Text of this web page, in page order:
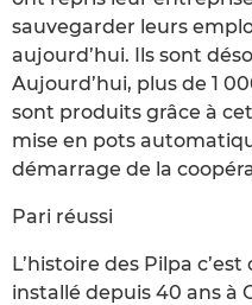
sauvegarder leurs
aujourd’hui. Ils sont
Aujourd’hui, plus de 1
sont produits grâce à
mise en pots
démarrage de la
Pari réussi
L’histoire des Pilpa
installé depuis 40 ans à